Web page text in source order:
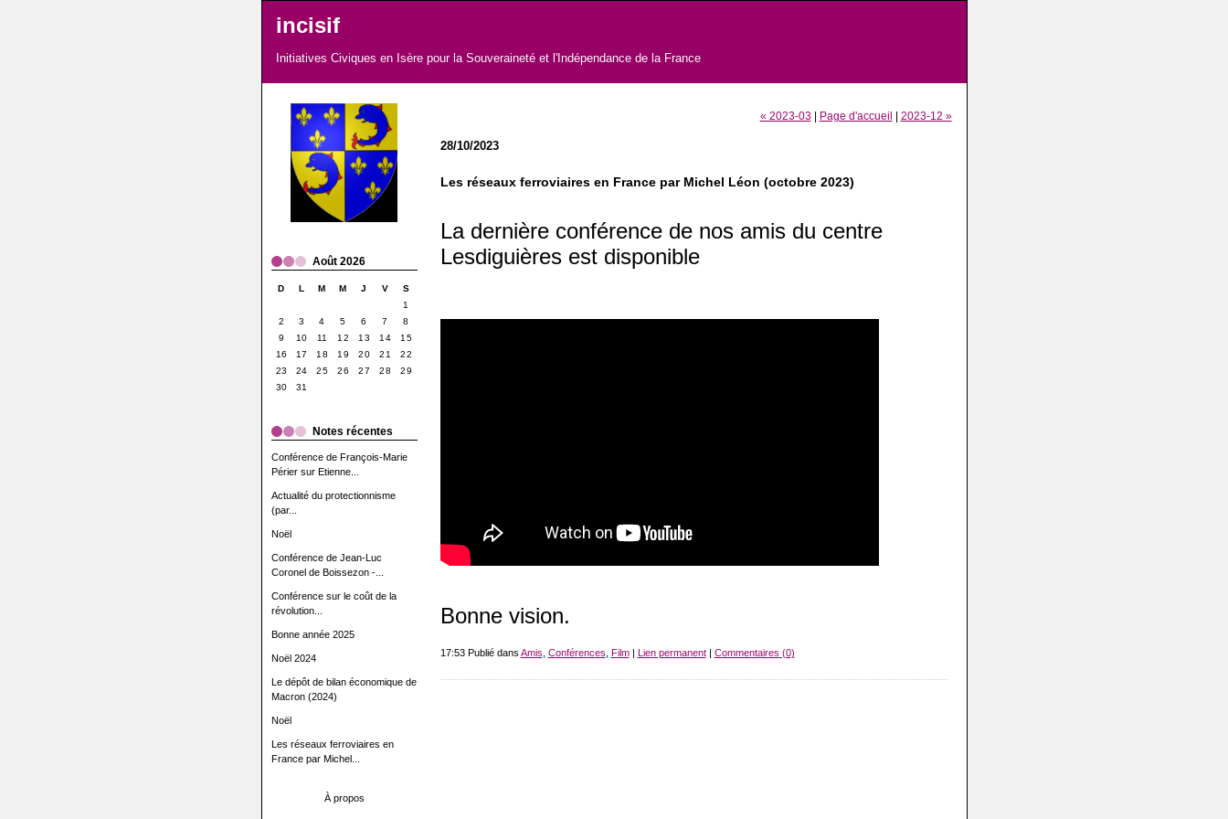
incisif
Initiatives Civiques en Isère pour la Souveraineté et l'Indépendance de la France
Août 2026
D L M M J V
S
1
2
3 4 5 6 7
8
9
10 11 12 13 14
15
16
17 18 19 20 21
22
23
24 25 26 27 28
29
30
31
Notes récentes
Conférence de François-Marie
Périer sur Etienne...
Actualité du protectionnisme
(par...
Noël
Conférence de Jean-Luc
Coronel de Boissezon -...
Conférence sur le coût de la
révolution...
Bonne année 2025
Noël 2024
Le dépôt de bilan économique de
Macron (2024)
Noël
Les réseaux ferroviaires en
France par Michel...
À propos
« 2023-03| Page d'accueil | 2023-12 »
28/10/2023
Les réseaux ferroviaires en France par Michel Léon (octobre 2023)
La dernière conférence de nos amis du centre
Lesdiguières est disponible
Bonne vision.
17:53 Publié dans Amis Conférences Film| Lien permanent| Commentaires (0)